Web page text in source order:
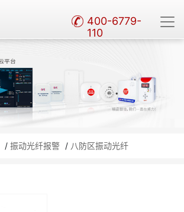
400-6779-
110
/ 振动光纤报警 / 八防区振动光纤